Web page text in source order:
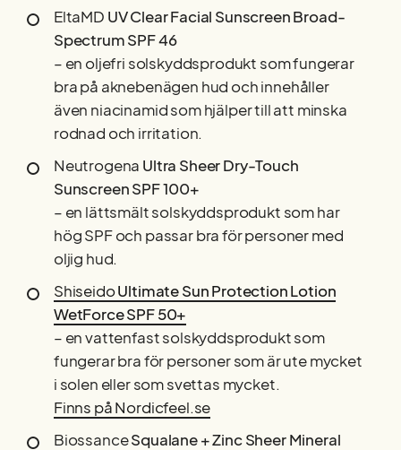
EltaMD UV Clear Facial Sunscreen Broad-
Spectrum SPF 46
– en oljefri solskyddsprodukt som fungerar
bra på aknebenägen hud och innehåller
även niacinamid som hjälper till att minska
rodnad och irritation.
Neutrogena Ultra Sheer Dry-Touch
Sunscreen SPF 100+
– en lättsmält solskyddsprodukt som har
hög SPF och passar bra för personer med
oljig hud.
ShiseidoUltimate Sun Protection Lotion
WetForce SPF 50+
– en vattenfast solskyddsprodukt som
fungerar bra för personer som är ute mycket
i solen eller som svettas mycket.
Finns på Nordicfeel.se
BiossanceSqualane + Zinc Sheer Mineral